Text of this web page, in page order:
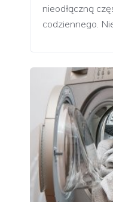
nieodłączną
codziennego.